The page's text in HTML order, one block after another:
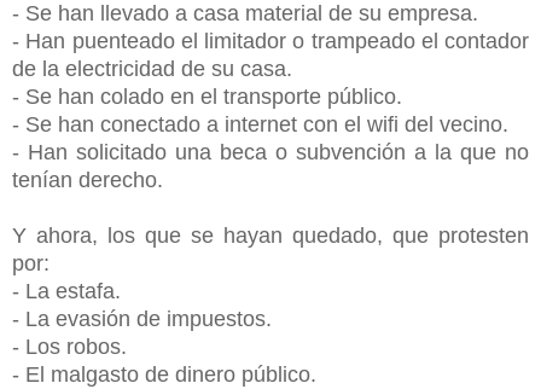
- Se han llevado a casa material de su empresa.
- Han puenteado el limitador o trampeado el contador
de la electricidad de su casa.
- Se han colado en el transporte público.
- Se han conectado a internet con el wifi del vecino.
- Han solicitado una beca o subvención a la que no
tenían derecho.
Y ahora, los que se hayan quedado, que protesten
por:
- La estafa.
- La evasión de impuestos.
- Los robos.
- El malgasto de dinero público.